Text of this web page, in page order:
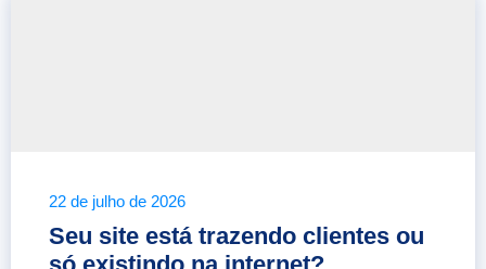
22 de julho de 2026
Seu site está trazendo clientes ou